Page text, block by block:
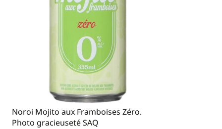
Noroi Mojito aux Framboises Zéro.
Photo gracieuseté SAQ